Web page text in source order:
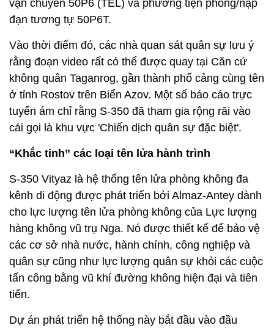
vận chuyển 50P6 (TEL) và phương tiện phóng/nạp
đạn tương tự 50P6T.
Vào thời điểm đó, các nhà quan sát quân sự lưu ý
rằng đoạn video rất có thể được quay tại Căn cứ
không quân Taganrog, gần thành phố cảng cùng tên
ở tỉnh Rostov trên Biển Azov. Một số báo cáo trực
tuyến ám chỉ rằng S-350 đã tham gia rộng rãi vào
cái gọi là khu vực 'Chiến dịch quân sự đặc biệt'.
“Khắc tinh” các loại tên lửa hành trình
S-350 Vityaz là hệ thống tên lửa phòng không đa
kênh di động được phát triển bởi Almaz-Antey dành
cho lực lượng tên lửa phòng không của Lực lượng
hàng không vũ trụ Nga. Nó được thiết kế để bảo vệ
các cơ sở nhà nước, hành chính, công nghiệp và
quân sự cũng như lực lượng quân sự khỏi các cuộc
tấn công bằng vũ khí đường không hiện đại và tiên
tiến.
Dự án phát triển hệ thống này bắt đầu vào đầu